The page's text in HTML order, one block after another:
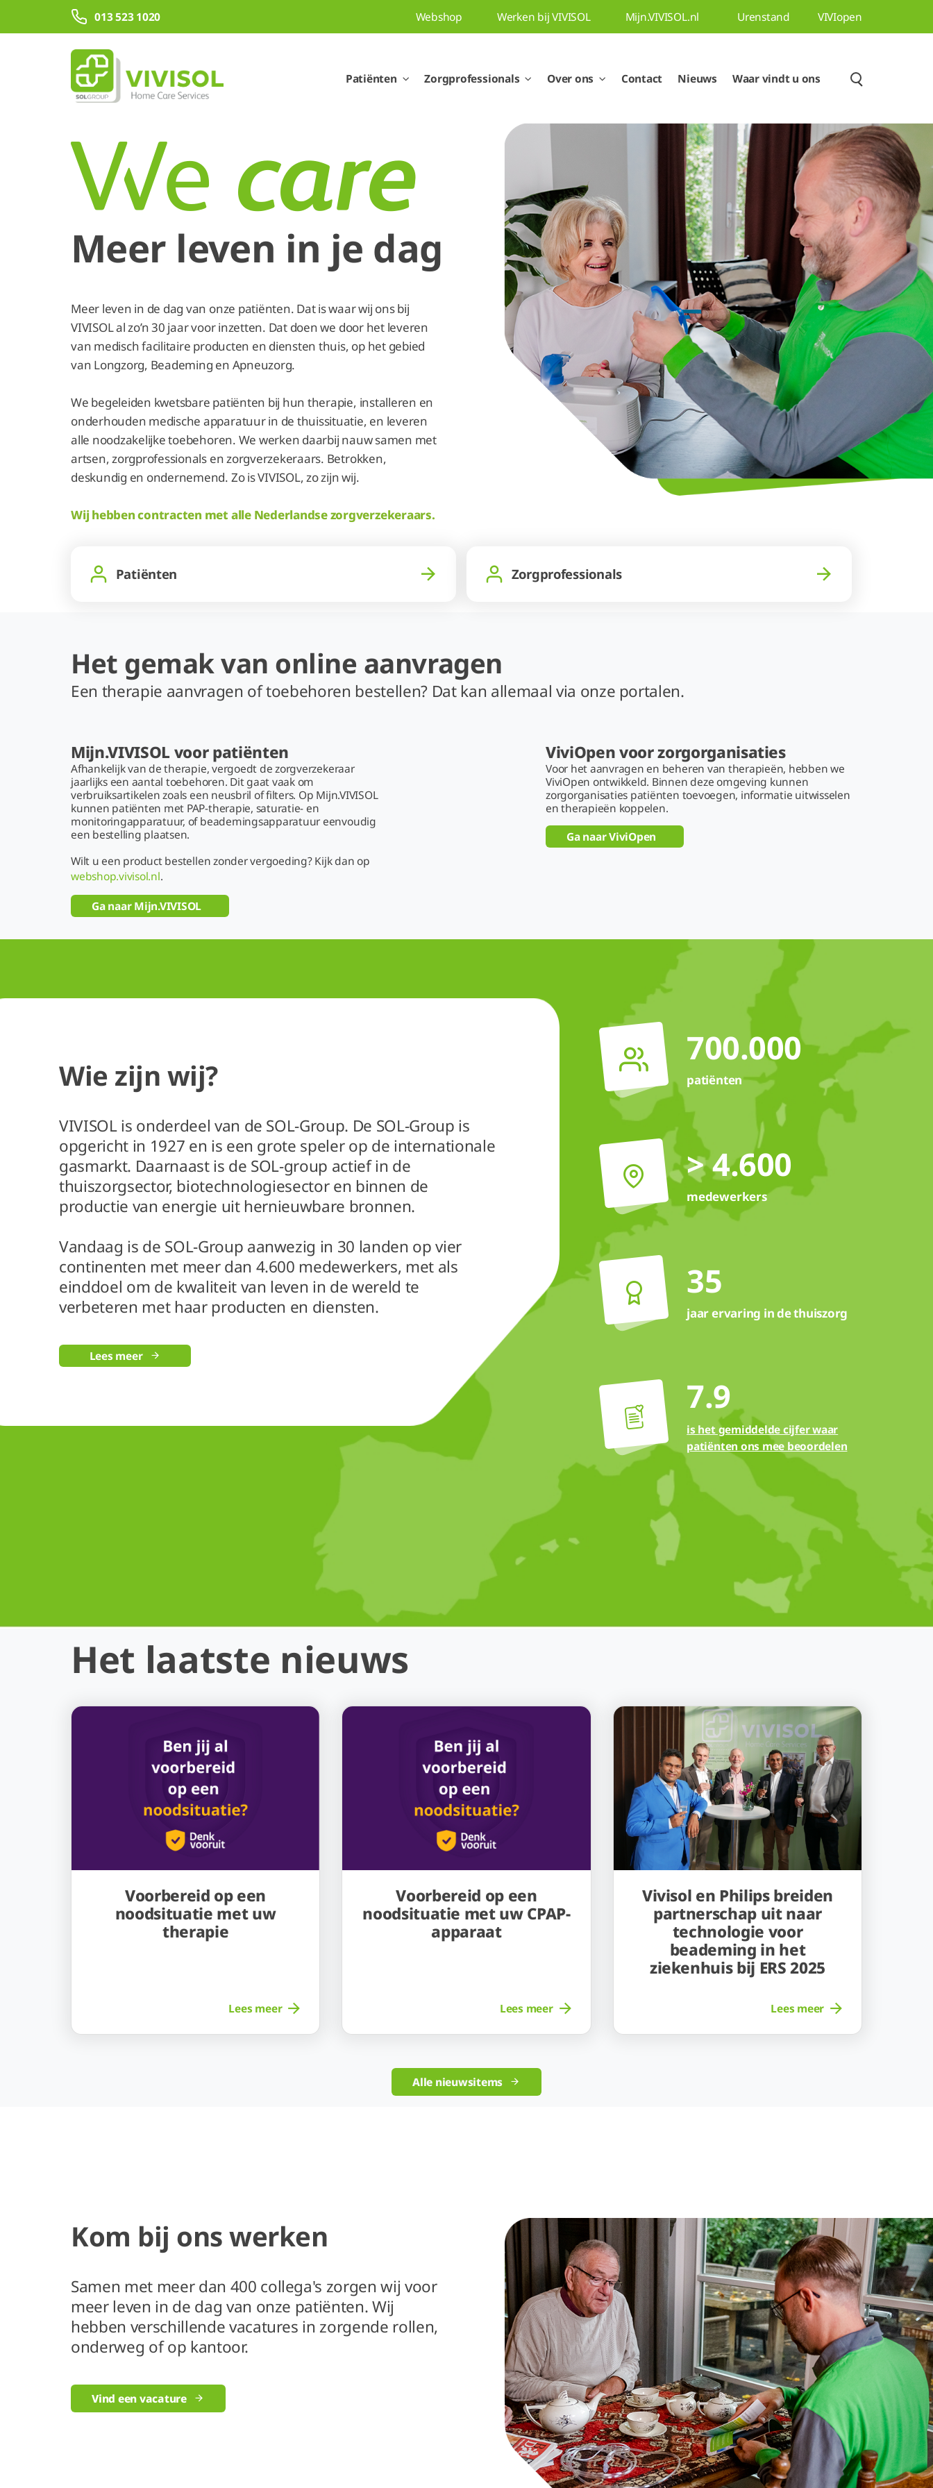
Overslaan en naar hoofdinhoud gaan
013 523 1020 Webshop Werken bij VIVISOL Mijn.VIVISOL.nl Urenstand VIVIopen
Patiënten Zorgprofessionals Over ons Contact Nieuws Waar vindt u ons
Meer leven in je dag
Meer leven in de dag van onze patiënten. Dat is waar wij ons bij
VIVISOL al zo’n 30 jaar voor inzetten. Dat doen we door het leveren
van medisch facilitaire producten en diensten thuis, op het gebied
van Longzorg, Beademing en Apneuzorg.
We begeleiden kwetsbare patiënten bij hun therapie, installeren en
onderhouden medische apparatuur in de thuissituatie, en leveren
alle noodzakelijke toebehoren. We werken daarbij nauw samen met
artsen, zorgprofessionals en zorgverzekeraars. Betrokken,
deskundig en ondernemend. Zo is VIVISOL, zo zijn wij.
Wij hebben contracten met alle Nederlandse zorgverzekeraars.
Patiënten Zorgprofessionals
Het gemak van online aanvragen
Een therapie aanvragen of toebehoren bestellen? Dat kan allemaal via onze portalen.
Mijn.VIVISOL voor patiënten
Afhankelijk van de therapie, vergoedt de zorgverzekeraar
jaarlijks een aantal toebehoren. Dit gaat vaak om
verbruiksartikelen zoals een neusbril of filters. Op Mijn.VIVISOL
kunnen patiënten met PAP-therapie, saturatie- en
monitoringapparatuur, of beademingsapparatuur eenvoudig
een bestelling plaatsen.
Wilt u een product bestellen zonder vergoeding? Kijk dan op
webshop.vivisol.nl.
Ga naar Mijn.VIVISOL
ViviOpen voor zorgorganisaties
Voor het aanvragen en beheren van therapieën, hebben we
ViviOpen ontwikkeld. Binnen deze omgeving kunnen
zorgorganisaties patiënten toevoegen, informatie uitwisselen
en therapieën koppelen.
Ga naar ViviOpen
Wie zijn wij?
VIVISOL is onderdeel van de SOL-Group. De SOL-Group is
opgericht in 1927 en is een grote speler op de internationale
gasmarkt. Daarnaast is de SOL-group actief in de
thuiszorgsector, biotechnologiesector en binnen de
productie van energie uit hernieuwbare bronnen.
Vandaag is de SOL-Group aanwezig in 30 landen op vier
continenten met meer dan 4.600 medewerkers, met als
einddoel om de kwaliteit van leven in de wereld te
verbeteren met haar producten en diensten.
Lees meer
700.000
patiënten
> 4.600
medewerkers
35
jaar ervaring in de thuiszorg
7.9
is het gemiddelde cijfer waar
patiënten ons mee beoordelen
Het laatste nieuws
Voorbereid op een
noodsituatie met uw
therapie
Lees meer
Voorbereid op een
noodsituatie met uw CPAP-
apparaat
Lees meer
Vivisol en Philips breiden
partnerschap uit naar
technologie voor
beademing in het
ziekenhuis bij ERS 2025
Lees meer
Alle nieuwsitems
Kom bij ons werken
Samen met meer dan 400 collega's zorgen wij voor
meer leven in de dag van onze patiënten. Wij
hebben verschillende vacatures in zorgende rollen,
onderweg of op kantoor.
Vind een vacature